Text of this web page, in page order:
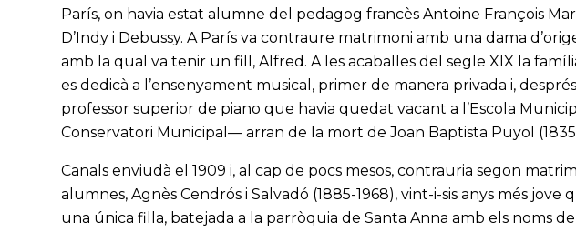
París, on havia estat alumne del pedagog francès Antoine François
D’Indy i Debussy. A París va contraure matrimoni amb una dama
amb la qual va tenir un fill, Alfred. A les acaballes del segle XIX la
es dedicà a l’ensenyament musical, primer de manera privada i,
professor superior de piano que havia quedat vacant a l’Escola
Conservatori Municipal— arran de la mort de Joan Baptista Puyol
Canals enviudà el 1909 i, al cap de pocs mesos, contrauria segon
alumnes, Agnès Cendrós i Salvadó (1885-1968), vint-i-sis anys més
una única filla, batejada a la parròquia de Santa Anna amb els noms